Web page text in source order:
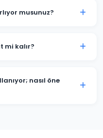
içinde anlamlı trafik
musunuz?
reklamlar dahil
mi kalır?
yönetici (admin)
seviyesinde
nasıl öne